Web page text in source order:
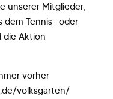
unserer Mitglieder,
dem Tennis- oder
die Aktion
vorher
volksgarten/